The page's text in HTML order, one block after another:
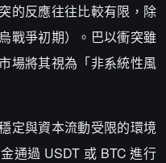
的反應往往比較有限，除
戰爭初期）。巴以衝突雖
場將其視為「非系統性風
定與資本流動受限的環境
通過 USDT 或 BTC 進行